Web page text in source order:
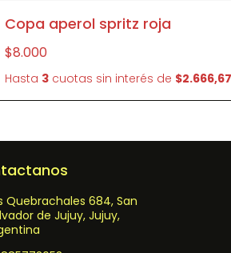
Copa aperol spritz roja
$8.000
Hasta 3 cuotas sin interés de $2.666,67
Quebrachales 684, San
de Jujuy, Jujuy,